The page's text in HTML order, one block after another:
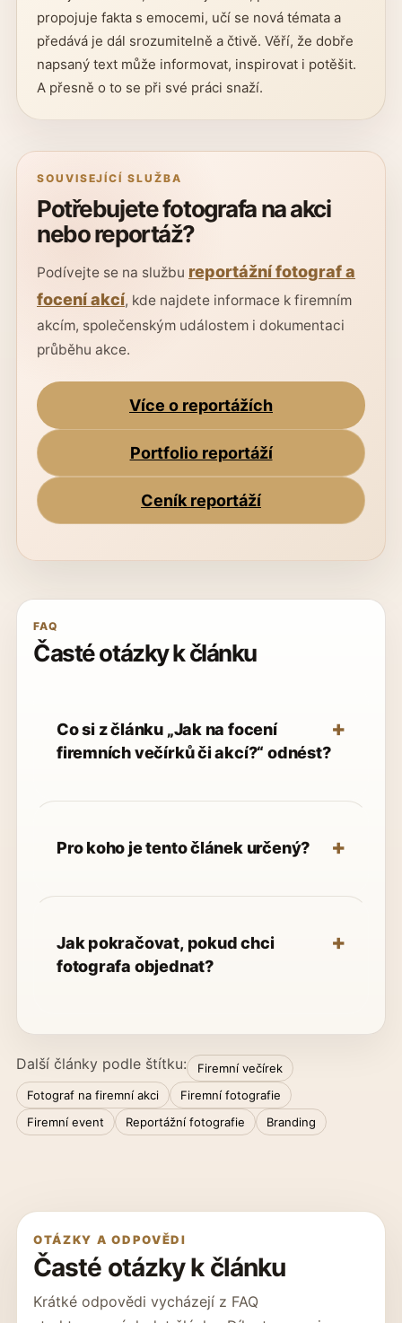
propojuje fakta s emocemi, učí se nová témata a
předává je dál srozumitelně a čtivě. Věří, že dobře
napsaný text může informovat, inspirovat i potěšit.
A přesně o to se při své práci snaží.
SOUVISEJÍCÍ SLUŽBA
Potřebujete fotografa na akci
nebo reportáž?
Podívejte se na službu reportážní fotograf a
focení akcí, kde najdete informace k firemním
akcím, společenským událostem i dokumentaci
průběhu akce.
Více o reportážích
Portfolio reportáží
Ceník reportáží
FAQ
Časté otázky k článku
Co si z článku „Jak na focení
firemních večírků či akcí?“ odnést?
Pro koho je tento článek určený?
Jak pokračovat, pokud chci
fotografa objednat?
Další články podle štítku:
Firemní večírek
Fotograf na firemní akci
Firemní fotografie
Firemní event
Reportážní fotografie Branding
OTÁZKY A ODPOVĚDI
Časté otázky k článku
Krátké odpovědi vycházejí z FAQ